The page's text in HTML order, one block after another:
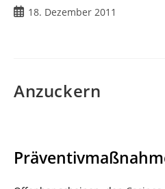
Beitrag18. Dezember 2011
Anzuckern